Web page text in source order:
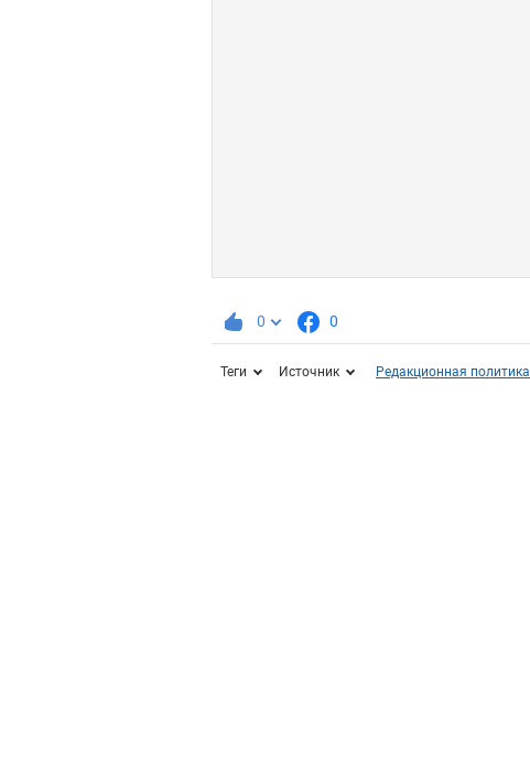
0 0
Теги Источник Редакционная политика